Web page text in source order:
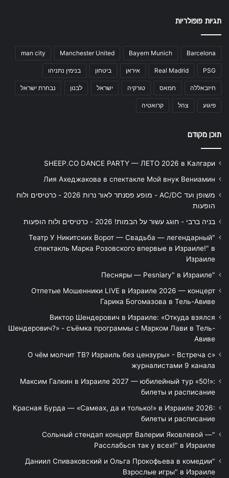
תגיות פופולריות
Barcelona
Bayern Munich
Manchester United
man city
PSG
Real Madrid איראן ביטחון בנימין נתניהו
חיזבאללה חמאס טורקיה ישראל לבנון נבחרת ישראל
פיגוע צהל קרואטיה
תוכן מקודם
SHEEP.CO DANCE PARTY — ЛЕТО 2026 в Калгари
Лия Ахеджакова в спектакле Мой внук Вениамин
משופן ועד AC/DC - מופע פסנתר לאור נרות 2026 - כרטיסים ולוח
הופעות
בניה ברבי - חוגג עשור על הבמות! 2026 - כרטיסים ולוח הופעות
"Театр У Никитских Ворот — Свадьба — легендарный
спектакль Марка Розовского впервые в Израиле!" в
Израиле
"Песняры — Pesniary" в Израиле
Отпетые Мошенники LIVE в Израиле 2026 — концерт
Гарика Богомазова в Тель-Авиве
Виктор Шендерович в Израиле: «Откуда взялся
Шендерович?» - съёмка программы с Марком Лави в Тель-
Авиве
«О чём молчит ТВ? Израиль без цензуры» - Встреча с
журналистами 9 канала
Максим Галкин в Израиле 2027 — юбилейный тур «50!»:
билеты и расписание
Красная Бурда — «Самеах, да и только!» в Израиле 2026:
билеты и расписание
"Сольный стендап концерт Валерии Яковлевой —
Расслабься так у всех!" в Израиле
"Даниил Спиваковский и Ольга Прокофьева в комедии
Взрослые игры" в Израиле